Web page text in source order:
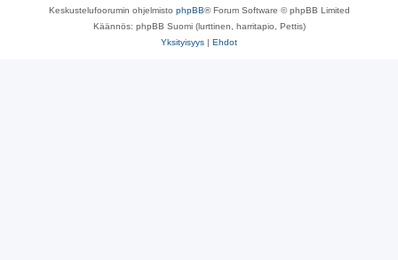
Keskustelufoorumin ohjelmisto phpBB® Forum Software © phpBB Limited
Käännös: phpBB Suomi (lurttinen, harritapio, Pettis)
Yksityisyys | Ehdot